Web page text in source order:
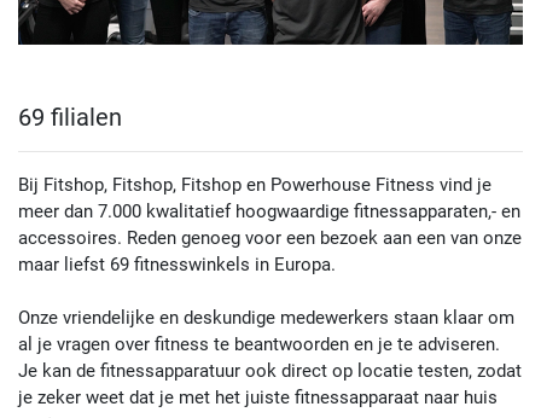
Vandaag tot 19:00
Fitshop in Düsseldorf
Worringer Str. 35
40211 Düsseldorf
Vandaag tot 19:00
uur geopend
4,9 / 5(1680)
Fitshop in Duisburg
Auf der Höhe 49
47059 Duisburg
4,8 / 5 (501)
69 filialen
Bij Fitshop, Fitshop, Fitshop en Powerhouse Fitness vind je
meer dan 7.000 kwalitatief hoogwaardige fitnessapparaten,- en
accessoires. Reden genoeg voor een bezoek aan een van onze
maar liefst 69 fitnesswinkels in Europa.
Onze vriendelijke en deskundige medewerkers staan klaar om
al je vragen over fitness te beantwoorden en je te adviseren.
Je kan de fitnessapparatuur ook direct op locatie testen, zodat
je zeker weet dat je met het juiste fitnessapparaat naar huis